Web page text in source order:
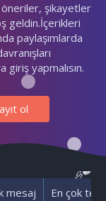
öneriler, şikayetler
geldin.İçerikleri
paylaşımlarda
giriş yapmalısın.
ol
mesaj En çok